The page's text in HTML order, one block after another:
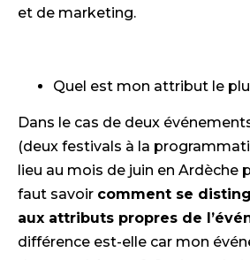
et de marketing.
Quel est mon attribut le
Dans le cas de deux
(deux festivals à la
lieu au mois de juin en Ardèche
faut savoir comment se
aux attributs propres de
différence est-elle car mon